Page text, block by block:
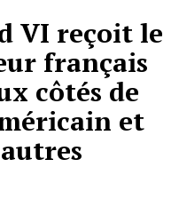
VI reçoit le
français
côtés de
et